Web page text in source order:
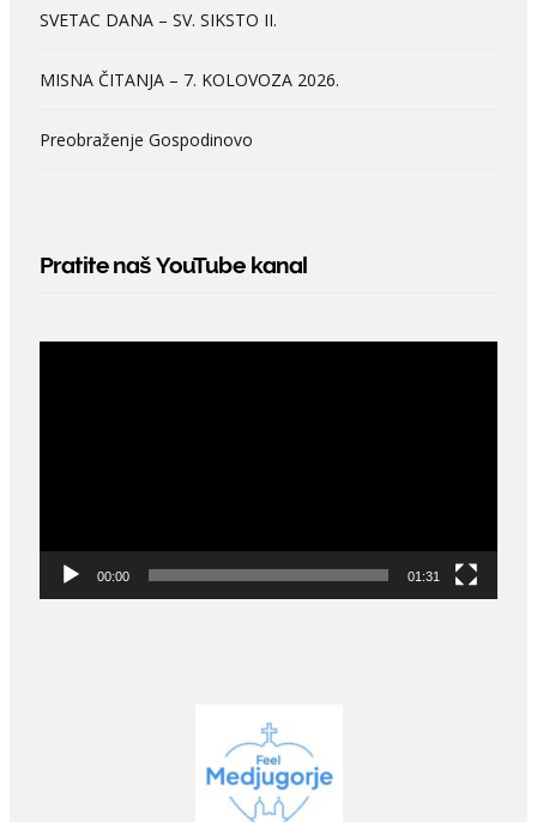
SVETAC DANA – SV. SIKSTO II.
MISNA ČITANJA – 7. KOLOVOZA 2026.
Preobraženje Gospodinovo
Pratite naš YouTube kanal
00:00 01:31